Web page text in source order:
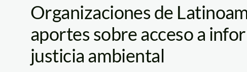
Organizaciones de
aportes sobre acceso a
justicia ambiental